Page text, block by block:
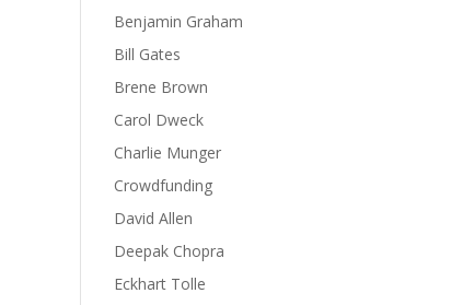
Benjamin Graham
Bill Gates
Brene Brown
Carol Dweck
Charlie Munger
Crowdfunding
David Allen
Deepak Chopra
Eckhart Tolle